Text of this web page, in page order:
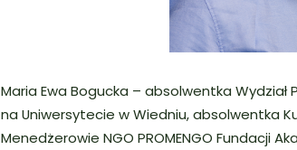
Maria Ewa Bogucka – absolwentka
na Uniwersytecie w Wiedniu, absolwentka
Menedżerowie NGO PROMENGO Fundacji